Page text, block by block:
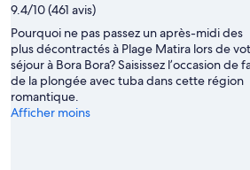
9.4/10 (461 avis)
Pourquoi ne pas passez un après-midi des
plus décontractés à Plage Matira lors de
séjour à Bora Bora? Saisissez l’occasion de
de la plongée avec tuba dans cette région
romantique.
Afficher moins